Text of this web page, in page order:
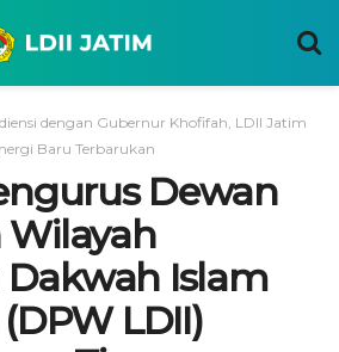
dengan Gubernur Khofifah, LDII Jatim
Baru Terbarukan
Dewan
Islam
LDII)